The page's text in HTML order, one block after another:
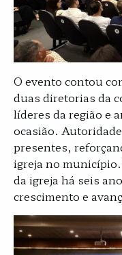
O evento contou
duas diretorias da
líderes da região e
ocasião.
presentes,
igreja no
da igreja há seis
crescimento e